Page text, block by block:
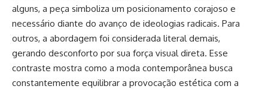
alguns, a peça simboliza um posicionamento corajoso e
necessário diante do avanço de ideologias radicais. Para
outros, a abordagem foi considerada literal demais,
gerando desconforto por sua força visual direta. Esse
contraste mostra como a moda contemporânea busca
constantemente equilibrar a provocação estética com a